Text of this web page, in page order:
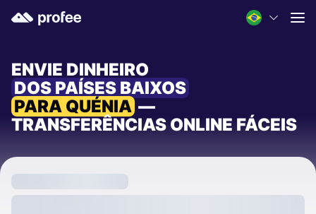
ENVIE DINHEIRO
DOS PAÍSES BAIXOS
PARA QUÉNIA —
TRANSFERÊNCIAS ONLINE FÁCEIS